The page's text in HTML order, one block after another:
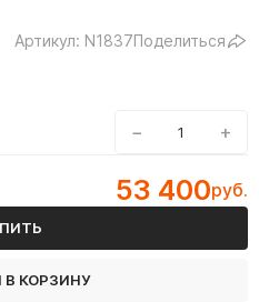
Артикул: N1837Поделиться
− +
53 400руб.
В КОРЗИНУ